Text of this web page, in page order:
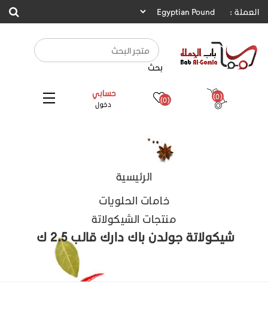
العملة :
بحث
حسابي
دخول (0) (0)
الرئيسية
خامات الحلويات
منتجات الشيكولاتة
شيكولاتة جولدن باك دارك قالب 2.5 ك